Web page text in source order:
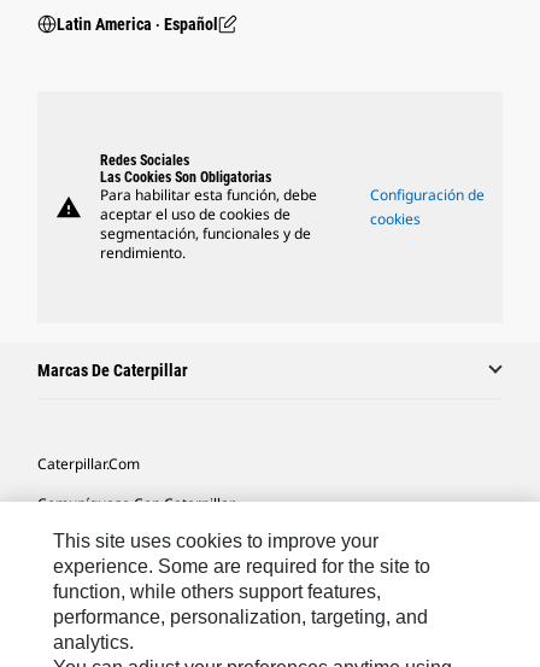
Latin America ‧ Español
warning
Redes Sociales
Las Cookies Son Obligatorias
Para habilitar esta función, debe
aceptar el uso de cookies de
segmentación, funcionales y de
rendimiento.
Configuración de
cookies
Marcas De Caterpillar
Caterpillar.com
Comuníquese Con Caterpillar
Mis Preferencias De Marketing
Mapa Del Sitio
Cookie Settings
Avisos Legales
This site uses cookies to improve your
experience. Some are required for the site to
function, while others support features,
performance, personalization, targeting, and
analytics.